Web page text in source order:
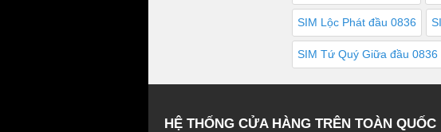
SIM Lộc Phát đầu 0836
SIM Tứ Quý Giữa đầu 0836
HỆ THỐNG CỬA HÀNG TRÊN TOÀN QUỐC